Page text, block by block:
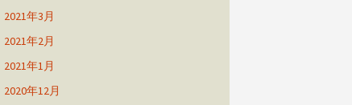
2021年3月
2021年2月
2021年1月
2020年12月